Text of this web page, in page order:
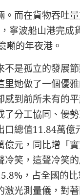
而在貨物吞吐
寧波船山港完成
噸的年夜港。
是孤立的發展
她做了一個優
到前所未有的
分工協同、優
口總值11.84萬億
元，同比增「實
冷笑，這聲冷笑
，占全國的
光測量儀，對